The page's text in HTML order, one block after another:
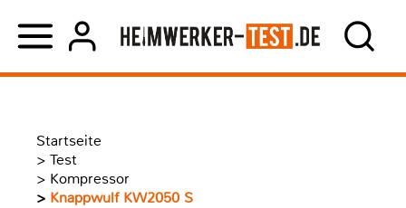
Startseite
> Test
> Kompressor
> Knappwulf KW2050 S